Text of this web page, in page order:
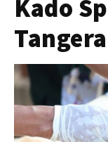
Kado